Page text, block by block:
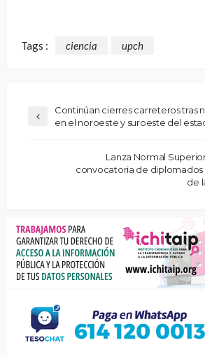
Tags : ciencia upch
Continúan cierres carreteros tras
en el noroeste y suroeste del
Lanza Normal
convocatoria de diplomados
de